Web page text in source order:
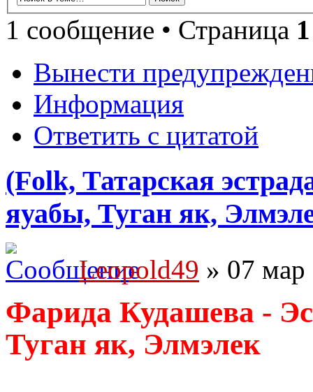
1 сообщение • Страница 1
Вынести
Информация
Ответить с цитатой
(Folk, Татарская
яуабы, Туган як,
Leopold49 » 07 мар
Фарида Кудашева -
Туган як, Элмэлек